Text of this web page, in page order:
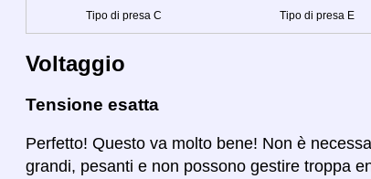
Tipo di presa C Tipo di presa E
Voltaggio
Tensione esatta
Perfetto! Questo va molto bene! Non è
grandi, pesanti e non possono gestire troppa